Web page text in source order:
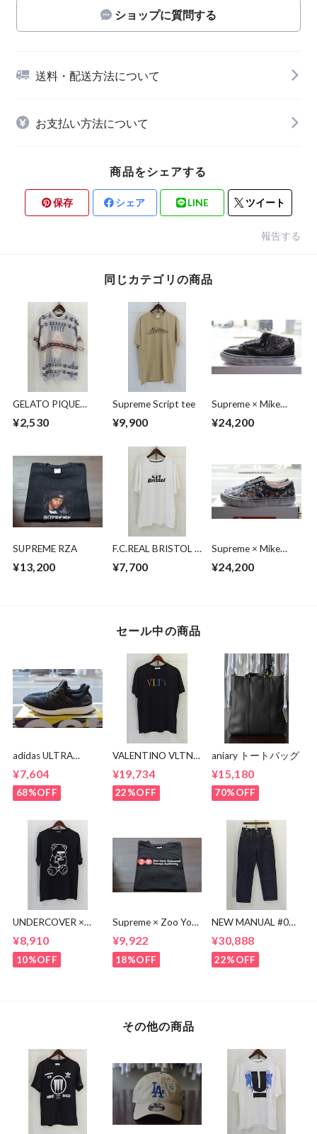
ショップに質問する
送料・配送方法について
お支払い方法について
商品をシェアする
保存 シェア LINE ツイート
報告する
同じカテゴリの商品
GELATO PIQUE
PENDLETON ルーム
¥2,530
Supreme Script tee
¥9,900
Supreme × Mike
Cab
¥24,200
SUPREME RZA
¥13,200
F.C.REAL BRISTOL ×
SHADOW TEAM
¥7,700
Supreme × Mike
¥24,200
セール中の商品
adidas ULTRA
¥7,604
68%OFF
VALENTINO VLTN
¥19,734
22%OFF
aniary トートバッグ
¥15,180
70%OFF
UNDERCOVER ×
KAWAMURA BEAR
TEE
¥8,910
10%OFF
Supreme × Zoo York
¥9,922
18%OFF
NEW MANUAL #017
JEANS / OW
¥30,888
22%OFF
その他の商品